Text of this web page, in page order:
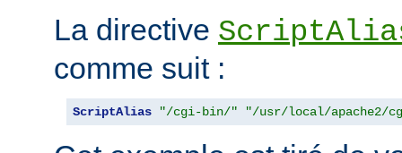
La directive
comme suit :
ScriptAlias "/cgi-bin/" "/usr/local/apache2/